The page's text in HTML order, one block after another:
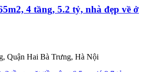
4 tầng, 5.2 tỷ, nhà đẹp về ở
Quận Hai Bà Trưng, Hà Nội